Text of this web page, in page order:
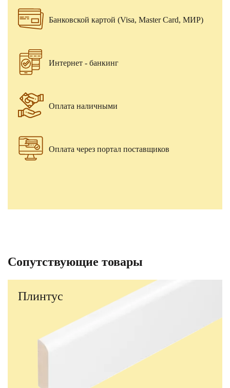
Банковской картой (Visa, Master Card, МИР)
Интернет - банкинг
Оплата наличными
Оплата через портал поставщиков
Сопутствующие товары
Плинтус